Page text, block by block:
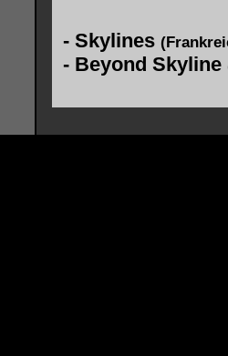
- Skylines
- Beyond Skyline